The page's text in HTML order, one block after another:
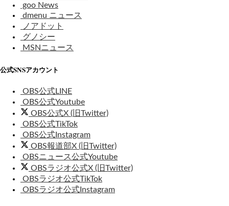
goo News
dmenu ニュース
ノアドット
グノシー
MSNニュース
公式SNSアカウント
OBS公式LINE
OBS公式Youtube
OBS公式X (旧Twitter)
OBS公式TikTok
OBS公式Instagram
OBS報道部X (旧Twitter)
OBSニュース公式Youtube
OBSラジオ公式X (旧Twitter)
OBSラジオ公式TikTok
OBSラジオ公式Instagram